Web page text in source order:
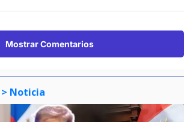
Mostrar Comentarios
> Noticia